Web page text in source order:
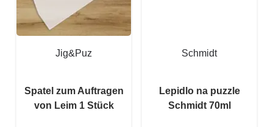
Jig&Puz
Spatel zum Auftragen
von Leim 1 Stück
Schmidt
Lepidlo na puzzle
Schmidt 70ml